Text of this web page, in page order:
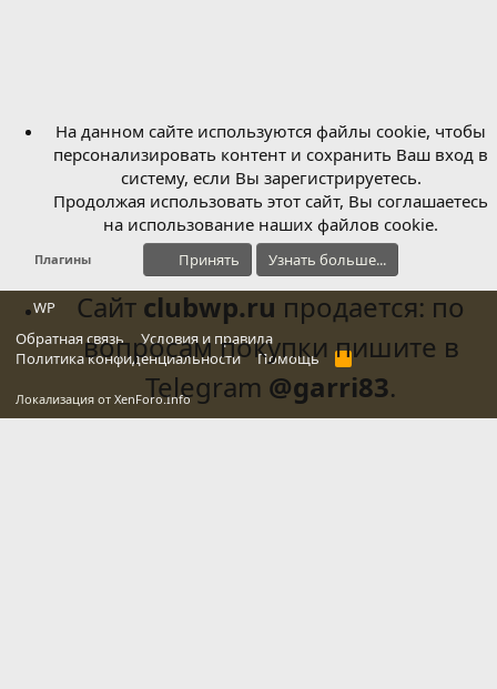
Плагины
WP
Обратная связь
Условия и правила
Политика конфиденциальности
Помощь
R
S
Локализация от XenForo.Info
На данном сайте используются файлы cookie, чтобы
персонализировать контент и сохранить Ваш вход в
систему, если Вы зарегистрируетесь.
Продолжая использовать этот сайт, Вы соглашаетесь
на использование наших файлов cookie.
Принять Узнать больше...
Сайт clubwp.ru продается: по
вопросам покупки пишите в
Telegram @garri83.